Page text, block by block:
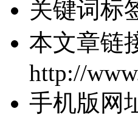
关键词标
本文章链
http://
手机版网